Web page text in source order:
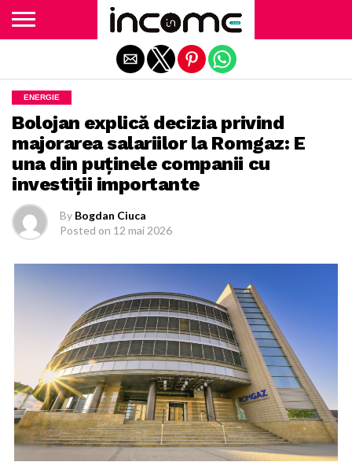
ENERGIE
Bolojan explică decizia privind
majorarea salariilor la Romgaz: E
una din puținele companii cu
investiții importante
By Bogdan Ciuca
Posted on 12 mai 2026
Exit mobile version